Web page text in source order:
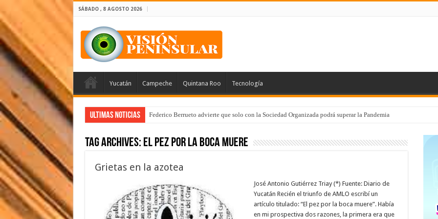
SÁBADO , 8 AGOSTO 2026
Yucatán Campeche Quintana Roo Tecnología
Ultimas Noticias Federico Berrueto advierte que solo con la Sociedad Organizada podrá superar la Pandemia
Tag Archives: el pez por la boca muere
Grietas en la azotea
José Antonio Gutiérrez Triay (*) Fuente: Diario de
Yucatán Recién el triunfo de AMLO escribí un
artículo titulado: “El pez por la boca muere”. Había
en mi prospectiva dos razones, la primera era que